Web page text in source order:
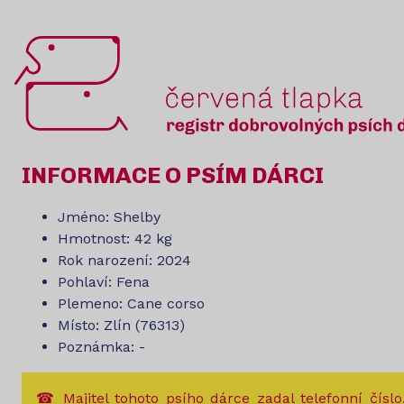
INFORMACE O PSÍM DÁRCI
Jméno: Shelby
Hmotnost: 42 kg
Rok narození: 2024
Pohlaví: Fena
Plemeno: Cane corso
Místo: Zlín (76313)
Poznámka: -
☎ Majitel tohoto psího dárce zadal telefonní